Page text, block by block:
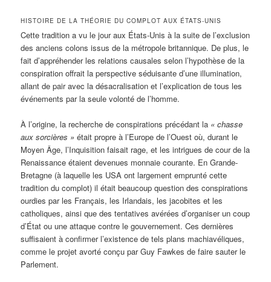
HISTOIRE DE LA THÉORIE DU COMPLOT AUX ÉTATS-UNIS
Cette tradition a vu le jour aux États-Unis à la suite de l’exclusion
des anciens colons issus de la métropole britannique. De plus, le
fait d’appréhender les relations causales selon l’hypothèse de la
conspiration offrait la perspective séduisante d’une illumination,
allant de pair avec la désacralisation et l’explication de tous les
événements par la seule volonté de l’homme.
À l’origine, la recherche de conspirations précédant la « chasse
aux sorcières » était propre à l’Europe de l’Ouest où, durant le
Moyen Âge, l’Inquisition faisait rage, et les intrigues de cour de la
Renaissance étaient devenues monnaie courante. En Grande-
Bretagne (à laquelle les USA ont largement emprunté cette
tradition du complot) il était beaucoup question des conspirations
ourdies par les Français, les Irlandais, les jacobites et les
catholiques, ainsi que des tentatives avérées d’organiser un coup
d’État ou une attaque contre le gouvernement. Ces dernières
suffisaient à confirmer l’existence de tels plans machiavéliques,
comme le projet avorté conçu par Guy Fawkes de faire sauter le
Parlement.